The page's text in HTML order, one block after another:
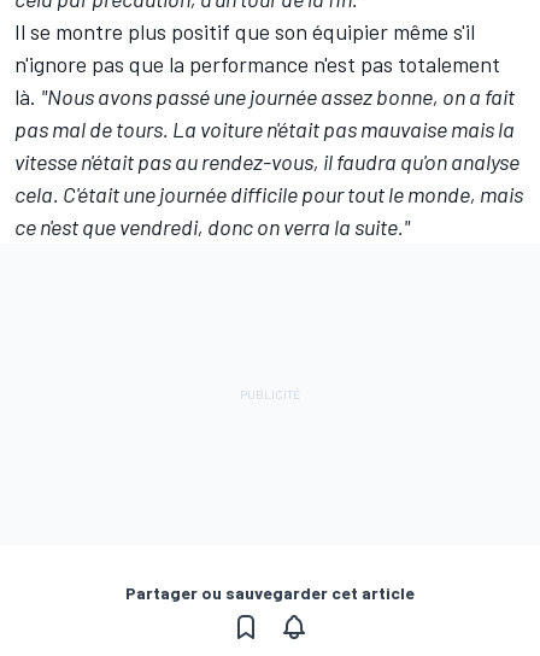
Il se montre plus positif que son équipier même s'il
n'ignore pas que la performance n'est pas totalement
là. "Nous avons passé une journée assez bonne, on a fait
pas mal de tours. La voiture n'était pas mauvaise mais la
vitesse n'était pas au rendez-vous, il faudra qu'on analyse
cela. C'était une journée difficile pour tout le monde, mais
ce n'est que vendredi, donc on verra la suite."
Partager ou sauvegarder cet article